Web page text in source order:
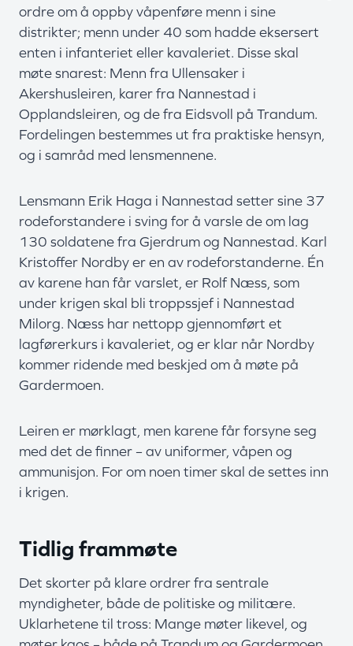
ordre om å oppby våpenføre menn i sine
distrikter; menn under 40 som hadde eksersert
enten i infanteriet eller kavaleriet. Disse skal
møte snarest: Menn fra Ullensaker i
Akershusleiren, karer fra Nannestad i
Opplandsleiren, og de fra Eidsvoll på Trandum.
Fordelingen bestemmes ut fra praktiske hensyn,
og i samråd med lensmennene.
Lensmann Erik Haga i Nannestad setter sine 37
rodeforstandere i sving for å varsle de om lag
130 soldatene fra Gjerdrum og Nannestad. Karl
Kristoffer Nordby er en av rodeforstanderne. Én
av karene han får varslet, er Rolf Næss, som
under krigen skal bli troppssjef i Nannestad
Milorg. Næss har nettopp gjennomført et
lagførerkurs i kavaleriet, og er klar når Nordby
kommer ridende med beskjed om å møte på
Gardermoen.
Leiren er mørklagt, men karene får forsyne seg
med det de finner – av uniformer, våpen og
ammunisjon. For om noen timer skal de settes inn
i krigen.
Tidlig frammøte
Det skorter på klare ordrer fra sentrale
myndigheter, både de politiske og militære.
Uklarhetene til tross: Mange møter likevel, og